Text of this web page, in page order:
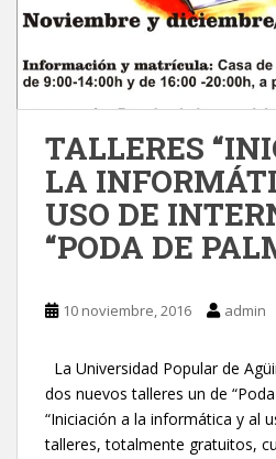
TALLERES
LA
USO DE
“PODA DE
10 noviembre, 2016 admin
La Universidad Popular de
dos nuevos talleres un de
“Iniciación a la informática y al
talleres, totalmente gratuitos,